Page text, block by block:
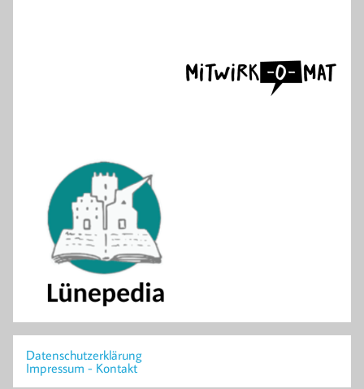
Datenschutzerklärung
Impressum - Kontakt